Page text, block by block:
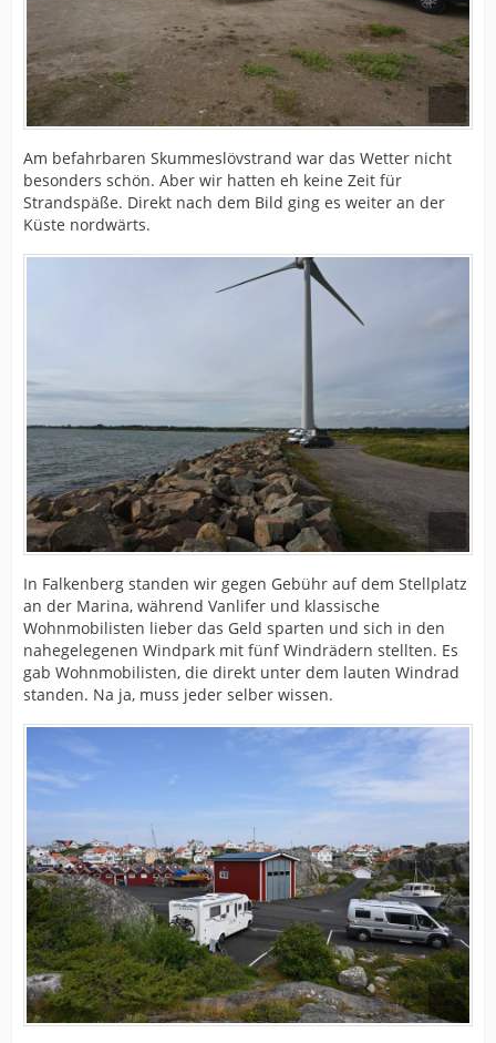
Am befahrbaren Skummeslövstrand war das Wetter nicht
besonders schön. Aber wir hatten eh keine Zeit für
Strandspäße. Direkt nach dem Bild ging es weiter an der
Küste nordwärts.
In Falkenberg standen wir gegen Gebühr auf dem Stellplatz
an der Marina, während Vanlifer und klassische
Wohnmobilisten lieber das Geld sparten und sich in den
nahegelegenen Windpark mit fünf Windrädern stellten. Es
gab Wohnmobilisten, die direkt unter dem lauten Windrad
standen. Na ja, muss jeder selber wissen.